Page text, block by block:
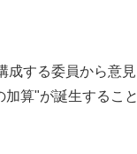
成する委員から意見
算"が誕生すること